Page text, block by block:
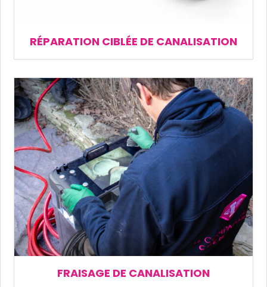
RÉPARATION CIBLÉE DE CANALISATION
FRAISAGE DE CANALISATION